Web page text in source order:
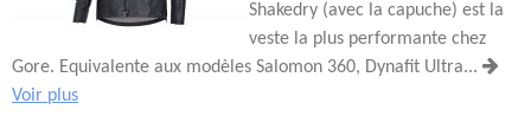
Shakedry (avec la capuche) est la
veste la plus performante chez
Gore. Equivalente aux modèles Salomon 360, Dynafit Ultra...
Voir plus